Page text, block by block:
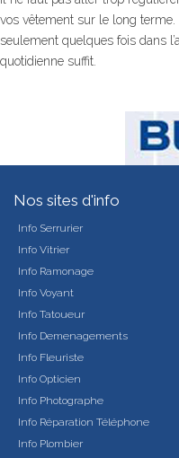
vos vêtement sur le long
seulement quelques fois dans
quotidienne suffit.
Nos sites d'info
Info Serrurier
Info Vitrier
Info Ramonage
Info Voyant
Info Tatoueur
Info Demenagements
Info Fleuriste
Info Opticien
Info Photographe
Info Réparation Téléphone
Info Plombier